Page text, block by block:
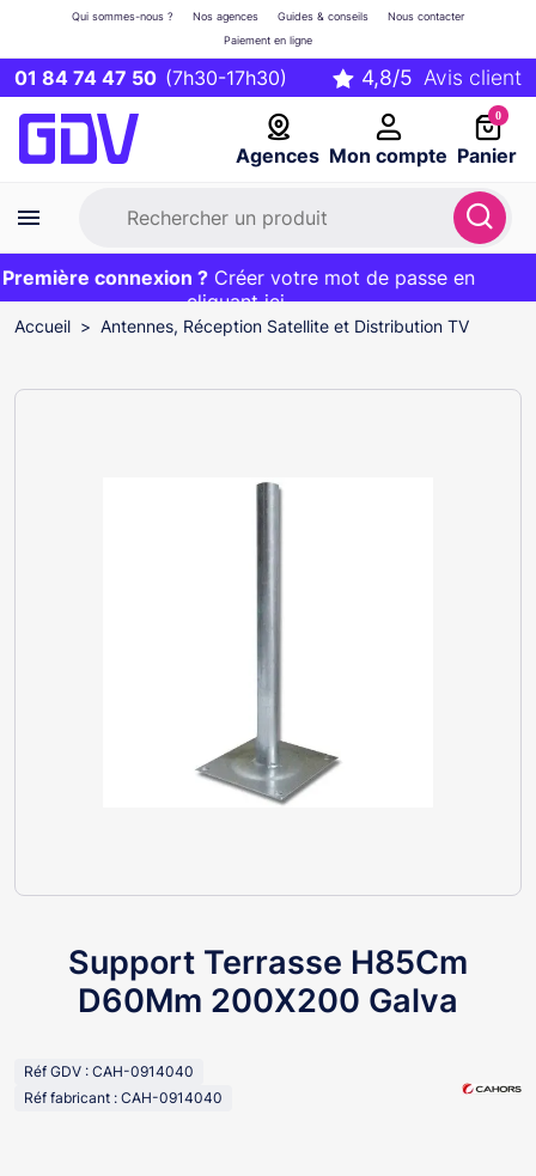
01 84 74 47 50 (7h30-17h30)
Agences Mon compte
Qui sommes-nous ? Nos agences Guides & conseils
Nous contacter
Paiement en ligne
0
Panier
Première commande ?20€ OFFERT sur votre panier
et livraison 24/48h gratuite avec le codeBIENVENUE
connexion ? Créer votre mot de passe en
cliquant ici
EXCLU WEB :
Accueil Antennes, Réception Satellite et Distribution TV
Support Terrasse H85Cm
D60Mm 200X200 Galva
Réf GDV : CAH-0914040
Réf fabricant : CAH-0914040